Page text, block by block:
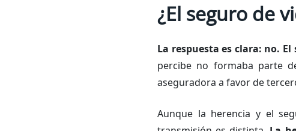
¿El seguro de
La respuesta es clara: no.
percibe no formaba parte
aseguradora a favor de
Aunque la herencia y el